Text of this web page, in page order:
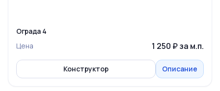
Ограда 4
Цена
1 250 ₽ за м.п.
Конструктор Описание